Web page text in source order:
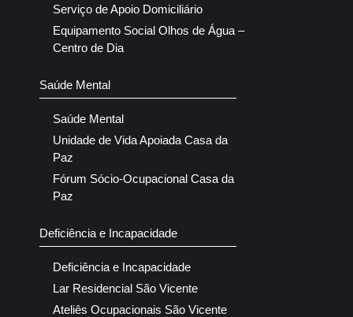
Serviço de Apoio Domiciliário
Equipamento Social Olhos de Água –
Centro de Dia
Saúde Mental
Saúde Mental
Unidade de Vida Apoiada Casa da
Paz
Fórum Sócio-Ocupacional Casa da
Paz
Deficiência e Incapacidade
Deficiência e Incapacidade
Lar Residencial São Vicente
Ateliês Ocupacionais São Vicente